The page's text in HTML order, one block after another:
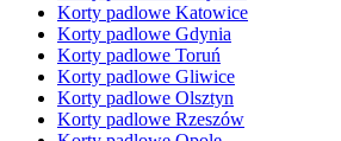
Korty padlowe Katowice
Korty padlowe Gdynia
Korty padlowe Toruń
Korty padlowe Gliwice
Korty padlowe Olsztyn
Korty padlowe Rzeszów